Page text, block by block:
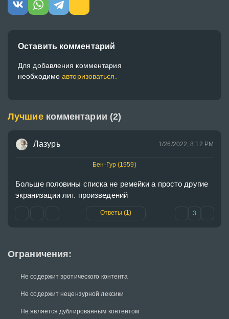
Ограничения:
Не содержит эротического контента
Не содержит нецензурной лексики
Не является дублированным контентом
Оставить комментарий
Для добавления комментария
необходимоавторизоваться.
Лучшие комментарии (2)
Лазурь 1/26/2022, 8:12 PM
Бен-Гур (1959)
Больше половины списка не ремейки а просто другие
экранизации лит. произведений
Ответы (1) 3